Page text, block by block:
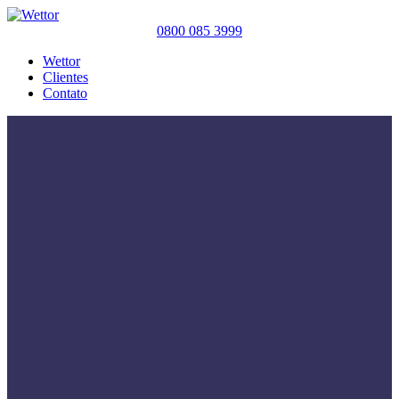
0800 085 3999
Wettor
Clientes
Contato